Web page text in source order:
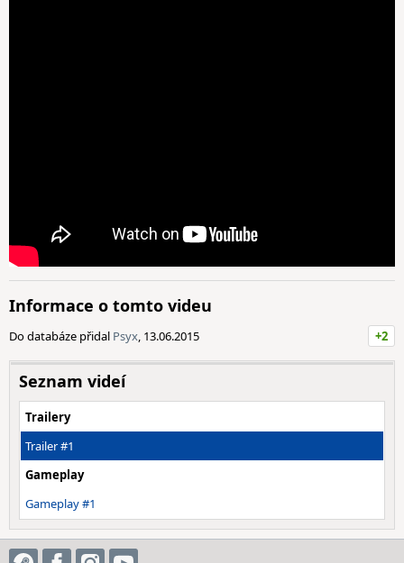
Informace o tomto videu
Do databáze přidal Psyx, 13.06.2015 +2
Seznam videí
Trailery
Trailer #1
Gameplay
Gameplay #1